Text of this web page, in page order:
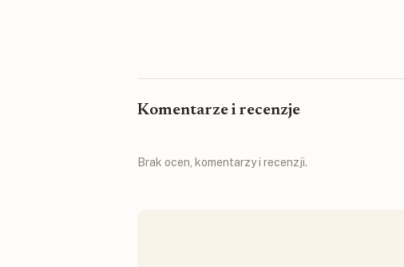
Komentarze i recenzje
Brak ocen, komentarzy i recenzji.